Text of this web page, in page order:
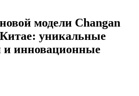
модели Changan
уникальные
и инновационные